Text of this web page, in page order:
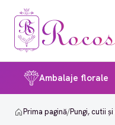
Ambalaje florale
Prima pagină/Pungi, cutii